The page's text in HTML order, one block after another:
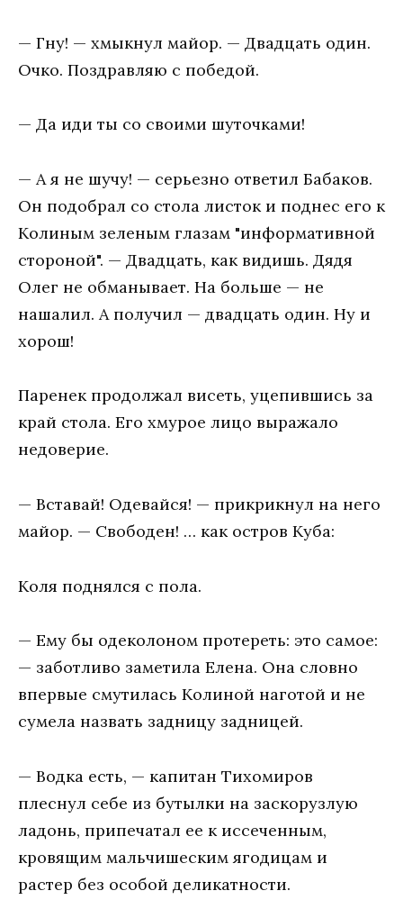
— Гну! — хмыкнул майор. — Двадцать один.
Очко. Поздравляю с победой.
— Да иди ты со своими шуточками!
— А я не шучу! — серьезно ответил Бабаков.
Он подобрал со стола листок и поднес его к
Колиным зеленым глазам "информативной
стороной". — Двадцать, как видишь. Дядя
Олег не обманывает. На больше — не
нашалил. А получил — двадцать один. Ну и
хорош!
Паренек продолжал висеть, уцепившись за
край стола. Его хмурое лицо выражало
недоверие.
— Вставай! Одевайся! — прикрикнул на него
майор. — Свободен! … как остров Куба:
Коля поднялся с пола.
— Ему бы одеколоном протереть: это самое:
— заботливо заметила Елена. Она словно
впервые смутилась Колиной наготой и не
сумела назвать задницу задницей.
— Водка есть, — капитан Тихомиров
плеснул себе из бутылки на заскорузлую
ладонь, припечатал ее к иссеченным,
кровящим мальчишеским ягодицам и
растер без особой деликатности.